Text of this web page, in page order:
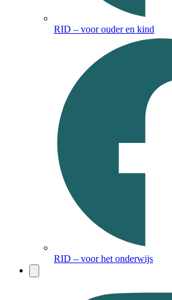
RID – voor ouder en kind
RID – voor het onderwijs